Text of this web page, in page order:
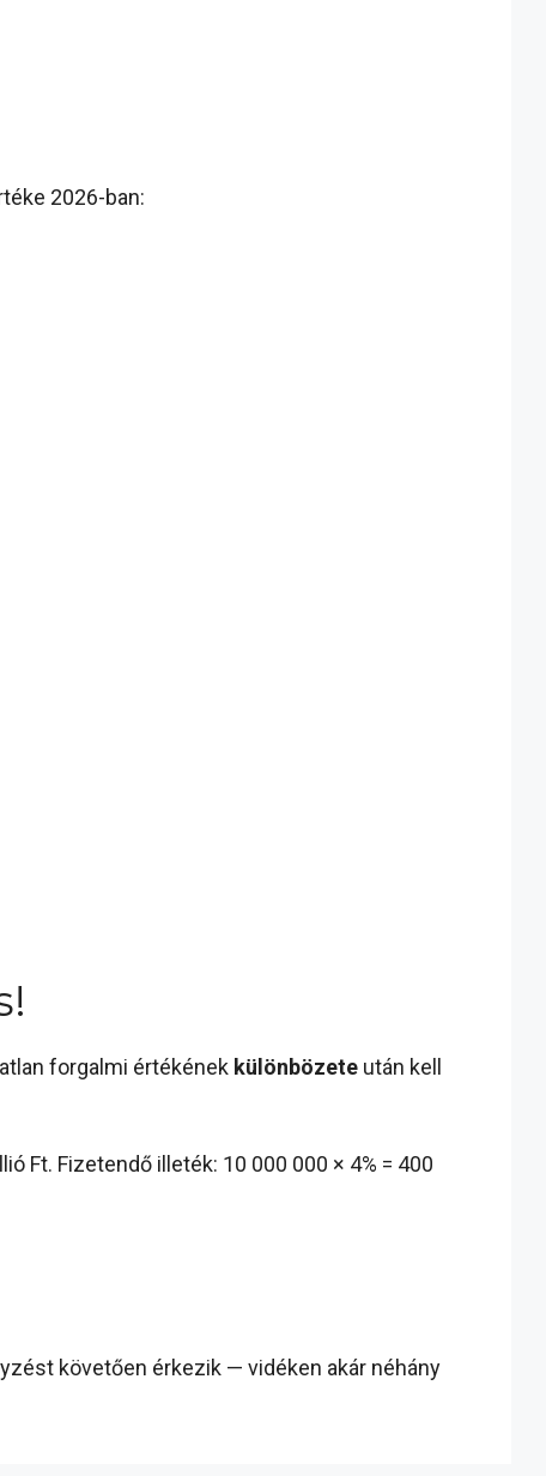
2026-ban:
forgalmi értékének különbözeteután kell
Ft. Fizetendő illeték: 10 000 000 × 4% = 400
követően érkezik — vidéken akár néhány